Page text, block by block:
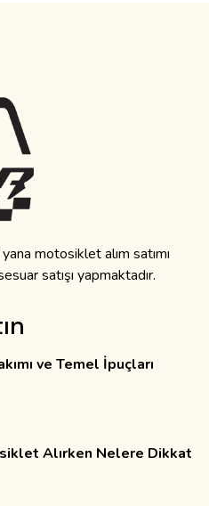
motosiklet alım satımı
satışı yapmaktadır.
ve Temel İpuçları
Alırken Nelere Dikkat